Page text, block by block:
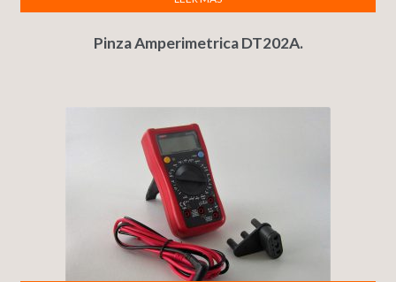
Pinza Amperimetrica DT202A.